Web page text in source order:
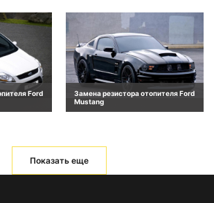
Ford
Замена резистора отопителя Ford
Mustang
Показать еще